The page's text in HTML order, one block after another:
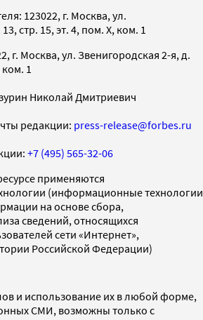
123022, г. Москва, ул.
стр. 15, эт. 4, пом. X, ком. 1
г. Москва, ул. Звенигородская 2-я, д.
1
Николай Дмитриевич
редакции: press-release@forbes.ru
+7 (495) 565-32-06
применяются
(информационные технологии
на основе сбора,
сведений, относящихся
сети «Интернет»,
Российской Федерации)
и использование их в любой форме,
СМИ, возможны только с